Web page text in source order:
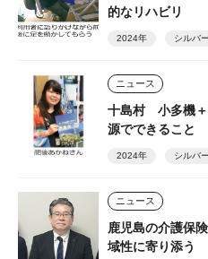
的なリハビリ
2024年 シルバ
ニュース
十島村 小多機
源でできること
2024年 シルバ
ニュース
鹿児島の介護保
域性に寄り添う